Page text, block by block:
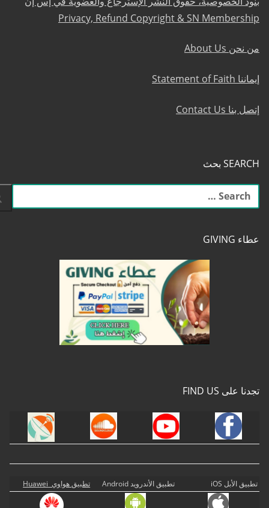
Privacy, Refund Copyright & SN Membership
من نحن About Us
إيماننا Statement of Faith
إتصل بنا Contact Us
SEARCH بحث
البحث
عن:
عطاء GIVING
تجدنا على FIND US
تطبيق الأبل iOS تطبيق الأندرويد Android تطبيق هواوي Huawei